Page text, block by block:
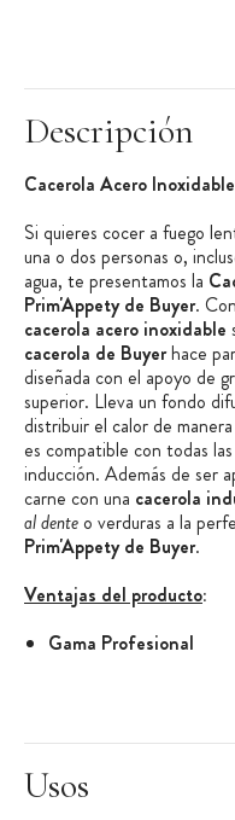
Descripción
Cacerola Acero
Si quieres cocer a fuego
una o dos personas o,
agua, te presentamos la
Prim'Appety de Buyer.
cacerola acero inoxidable
cacerola de Buyerhace
diseñada con el apoyo de
superior. Lleva un fondo
distribuir el calor de
es compatible con todas
inducción. Además de ser
carne con una cacerola
al dente o verduras a la
Prim'Appety de Buyer.
Ventajas del producto:
Gama Profesional
Características de la
Prim'Appety de Buyer
100% acero inoxidable
Usos